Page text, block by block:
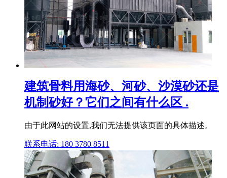
建筑骨料用海砂、河砂、沙漠砂还是
机制砂好？它们之间有什么区 .
由于此网站的设置,我们无法提供该页面的具体描述。
联系电话: 180 3780 8511